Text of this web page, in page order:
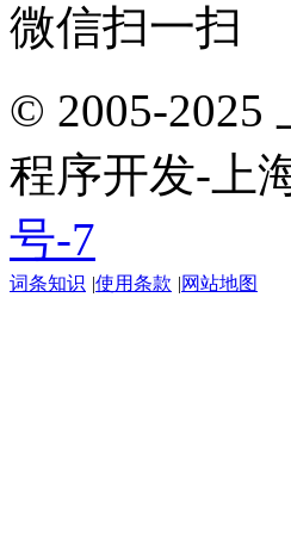
微信扫一扫
© 2005-2025
程序开发-上
号-7
词条知识 |使用条款 |网站地图